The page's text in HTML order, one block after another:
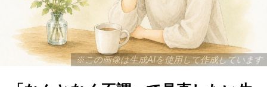
※この画像は生成AIを使用して作成しています